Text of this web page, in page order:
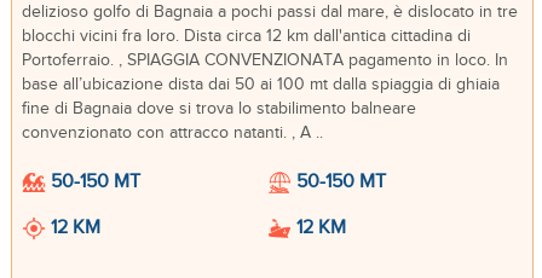
delizioso golfo di Bagnaia a pochi passi dal mare, è dislocato in tre
blocchi vicini fra loro. Dista circa 12 km dall'antica cittadina di
Portoferraio. , SPIAGGIA CONVENZIONATA pagamento in loco. In
base all’ubicazione dista dai 50 ai 100 mt dalla spiaggia di ghiaia
fine di Bagnaia dove si trova lo stabilimento balneare
convenzionato con attracco natanti. , A ..
50-150 MT
50-150 MT
12 KM
12 KM